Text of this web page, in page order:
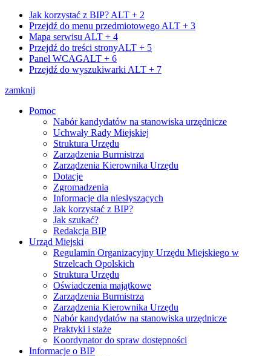
Jak korzystać z BIP? ALT + 2
Przejdź do menu przedmiotowego ALT + 3
Mapa serwisu ALT + 4
Przejdź do treści stronyALT + 5
Panel WCAGALT + 6
Przejdź do wyszukiwarki ALT + 7
zamknij
Pomoc
Nabór kandydatów na stanowiska urzędnicze
Uchwały Rady Miejskiej
Struktura Urzędu
Zarządzenia Burmistrza
Zarządzenia Kierownika Urzędu
Dotacje
Zgromadzenia
Informacje dla niesłyszących
Jak korzystać z BIP?
Jak szukać?
Redakcja BIP
Urząd Miejski
Regulamin Organizacyjny Urzędu Miejskiego w
Strzelcach Opolskich
Struktura Urzędu
Oświadczenia majątkowe
Zarządzenia Burmistrza
Zarządzenia Kierownika Urzędu
Nabór kandydatów na stanowiska urzędnicze
Praktyki i staże
Koordynator do spraw dostępności
Informacje o BIP